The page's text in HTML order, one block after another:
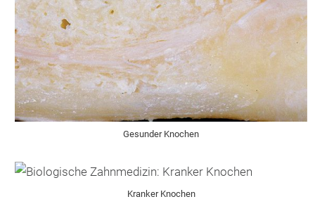
Gesunder Knochen
Kranker Knochen